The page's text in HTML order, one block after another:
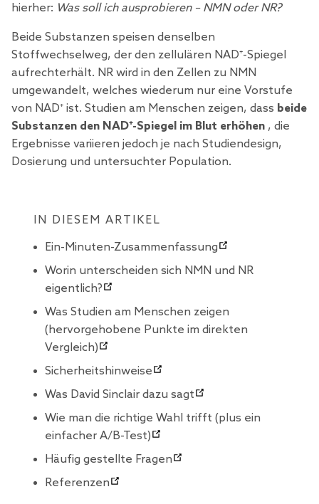
hierher: Was soll ich ausprobieren – NMN oder NR?
Beide Substanzen speisen denselben
Stoffwechselweg, der den zellulären NAD⁺-Spiegel
aufrechterhält. NR wird in den Zellen zu NMN
umgewandelt, welches wiederum nur eine Vorstufe
von NAD⁺ ist. Studien am Menschen zeigen, dass beide
Substanzen den NAD⁺-Spiegel im Blut erhöhen , die
Ergebnisse variieren jedoch je nach Studiendesign,
Dosierung und untersuchter Population.
IN DIESEM ARTIKEL
Ein-Minuten-Zusammenfassung
Worin unterscheiden sich NMN und NR
eigentlich?
Was Studien am Menschen zeigen
(hervorgehobene Punkte im direkten
Vergleich)
Sicherheitshinweise
Was David Sinclair dazu sagt
Wie man die richtige Wahl trifft (plus ein
einfacher A/B-Test)
Häufig gestellte Fragen
Referenzen